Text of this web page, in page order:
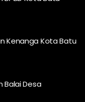
Kenanga Kota Batu
Balai Desa